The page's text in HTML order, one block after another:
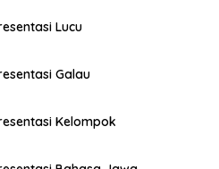
Lucu
Galau
Kelompok